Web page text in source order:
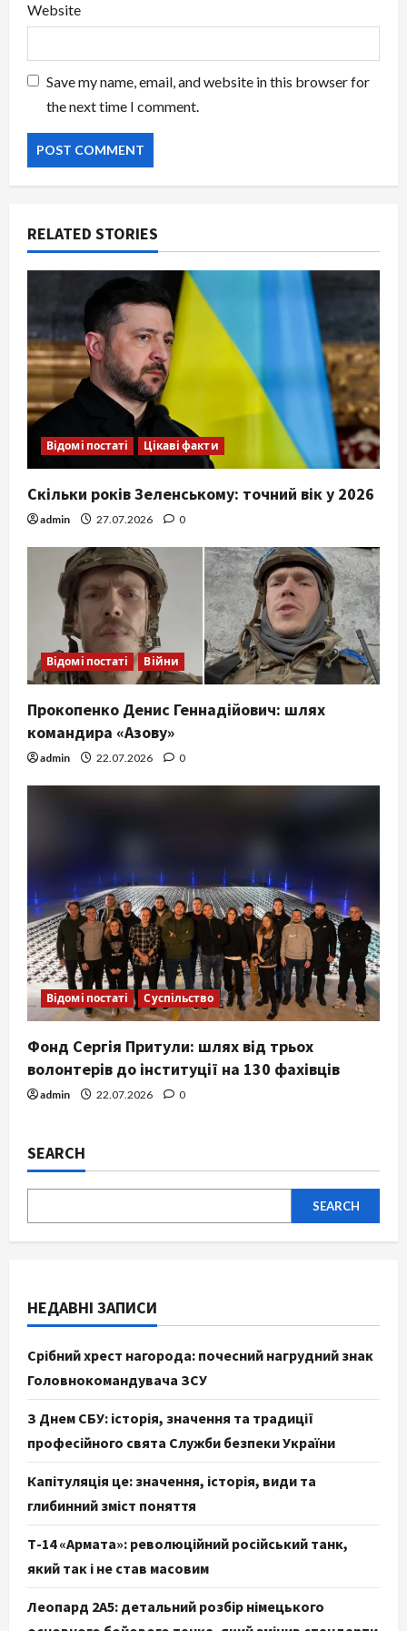
Website
Save my name, email, and website in this browser for
the next time I comment.
RELATED STORIES
Відомі постаті Цікаві факти
Скільки років Зеленському: точний вік у 2026
admin 27.07.2026 0
Відомі постаті Війни
Прокопенко Денис Геннадійович: шлях
командира «Азову»
admin 22.07.2026 0
Відомі постаті Суспільство
Фонд Сергія Притули: шлях від трьох
волонтерів до інституції на 130 фахівців
admin 22.07.2026 0
SEARCH
SEARCH
НЕДАВНІ ЗАПИСИ
Срібний хрест нагорода: почесний нагрудний знак
Головнокомандувача ЗСУ
З Днем СБУ: історія, значення та традиції
професійного свята Служби безпеки України
Капітуляція це: значення, історія, види та
глибинний зміст поняття
Т-14 «Армата»: революційний російський танк,
який так і не став масовим
Леопард 2А5: детальний розбір німецького